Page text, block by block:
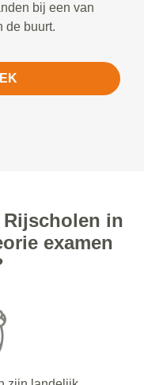
bij een van
de buurt.
Rijscholen in
examen